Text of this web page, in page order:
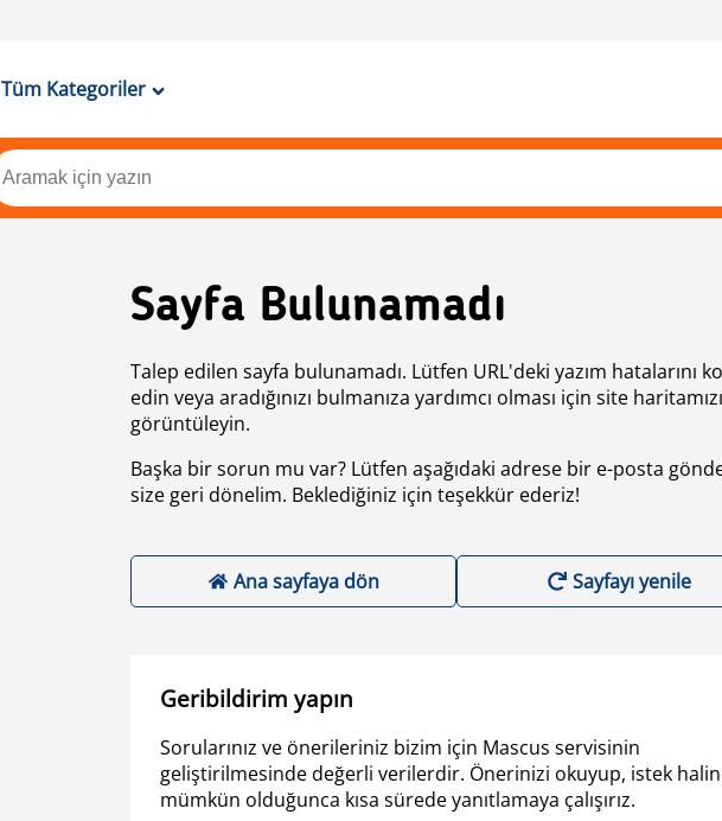
Tüm Kategoriler
Sayfa Bulunamadı
Talep edilen sayfa bulunamadı. Lütfen URL'deki yazım hatalarını
edin veya aradığınızı bulmanıza yardımcı olması için site haritamızı
görüntüleyin.
Başka bir sorun mu var? Lütfen aşağıdaki adrese bir e-posta
size geri dönelim. Beklediğiniz için teşekkür ederiz!
Ana sayfaya dön Sayfayı yenile
Geribildirim yapın
Sorularınız ve önerileriniz bizim için Mascus servisinin
geliştirilmesinde değerli verilerdir. Önerinizi okuyup, istek
mümkün olduğunca kısa sürede yanıtlamaya çalışırız.